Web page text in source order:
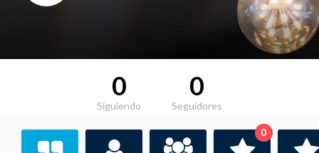
0
Siguiendo
0
Seguidores
0